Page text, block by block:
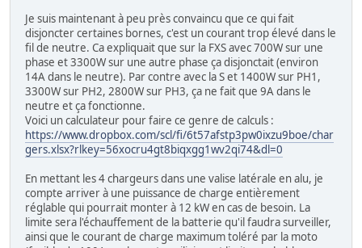
Je suis maintenant à peu près convaincu que ce qui fait
disjoncter certaines bornes, c'est un courant trop élevé dans le
fil de neutre. Ca expliquait que sur la FXS avec 700W sur une
phase et 3300W sur une autre phase ça disjonctait (environ
14A dans le neutre). Par contre avec la S et 1400W sur PH1,
3300W sur PH2, 2800W sur PH3, ça ne fait que 9A dans le
neutre et ça fonctionne.
Voici un calculateur pour faire ce genre de calculs :
https://www.dropbox.com/scl/fi/6t57afstp3pw0ixzu9boe/char
gers.xlsx?rlkey=56xocru4gt8biqxgg1wv2qi74&dl=0
En mettant les 4 chargeurs dans une valise latérale en alu, je
compte arriver à une puissance de charge entièrement
réglable qui pourrait monter à 12 kW en cas de besoin. La
limite sera l'échauffement de la batterie qu'il faudra surveiller,
ainsi que le courant de charge maximum toléré par la moto